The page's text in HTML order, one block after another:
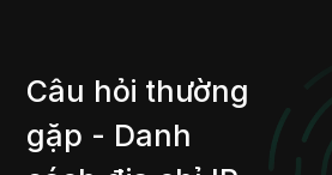
45.197.68.0
45.197.69.255
45.197.91.255
45.198.182.0
45.198.182.255
Câu hỏi thường
gặp - Danh